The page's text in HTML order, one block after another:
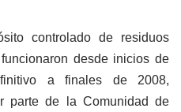
controlado de residuos
desde inicios de
a finales de 2008,
parte de la Comunidad de